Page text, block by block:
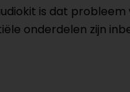
is dat probleem
onderdelen zijn